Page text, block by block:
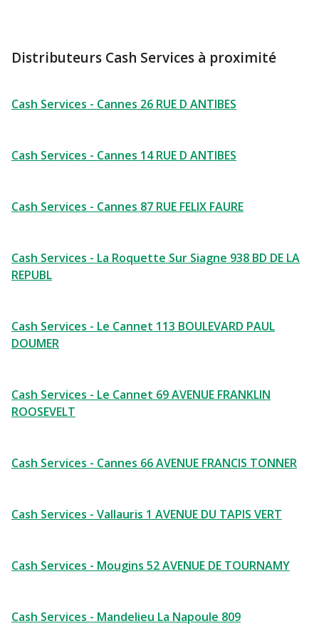
Distributeurs Cash Services à proximité
Cash Services - Cannes 26 RUE D ANTIBES
Cash Services - Cannes 14 RUE D ANTIBES
Cash Services - Cannes 87 RUE FELIX FAURE
Cash Services - La Roquette Sur Siagne 938 BD DE LA
REPUBL
Cash Services - Le Cannet 113 BOULEVARD PAUL
DOUMER
Cash Services - Le Cannet 69 AVENUE FRANKLIN
ROOSEVELT
Cash Services - Cannes 66 AVENUE FRANCIS TONNER
Cash Services - Vallauris 1 AVENUE DU TAPIS VERT
Cash Services - Mougins 52 AVENUE DE TOURNAMY
Cash Services - Mandelieu La Napoule 809